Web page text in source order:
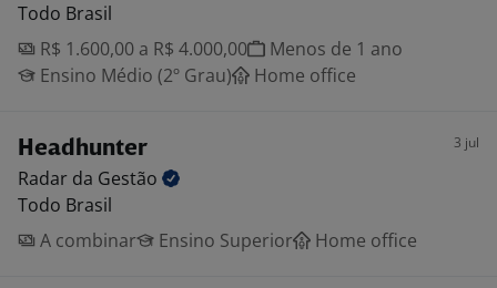
Todo Brasil
R$ 1.600,00 a R$ 4.000,00
Menos de 1 ano
Ensino Médio (2º Grau)
Home office
Headhunter 3 jul
Radar da Gestão
Todo Brasil
A combinar
Ensino Superior Home office